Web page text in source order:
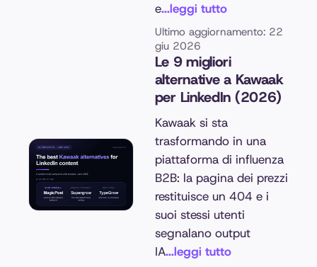
e...leggi tutto
Ultimo aggiornamento: 22
giu 2026
Le 9 migliori
alternative a Kawaak
per LinkedIn (2026)
Kawaak si sta
trasformando in una
piattaforma di influenza
B2B: la pagina dei prezzi
restituisce un 404 e i
suoi stessi utenti
segnalano output
IA...leggi tutto